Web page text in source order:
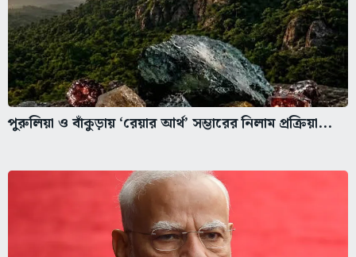
পুরুলিয়া ও বাঁকুড়ায় ‘রেয়ার আর্থ’ সম্ভারের নিলাম প্রক্রিয়া...